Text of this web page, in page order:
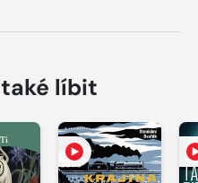
líbit